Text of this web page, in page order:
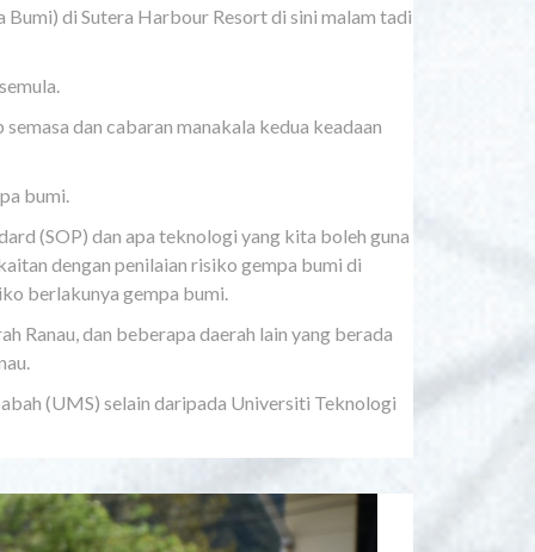
Bumi) di Sutera Harbour Resort di sini malam tadi
dan cabaran manakala kedua keadaan
bumi.
(SOP) dan apa teknologi yang kita boleh guna
dengan penilaian risiko gempa bumi di
berlakunya gempa bumi.
Ranau, dan beberapa daerah lain yang berada
(UMS) selain daripada Universiti Teknologi